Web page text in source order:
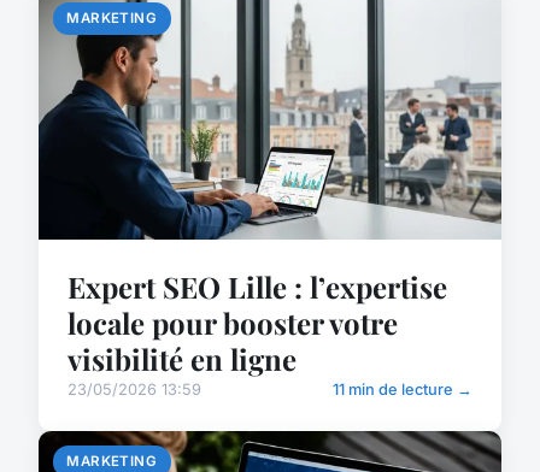
MARKETING
Expert SEO Lille : l’expertise
locale pour booster votre
visibilité en ligne
23/05/2026 13:59 11 min de lecture →
MARKETING